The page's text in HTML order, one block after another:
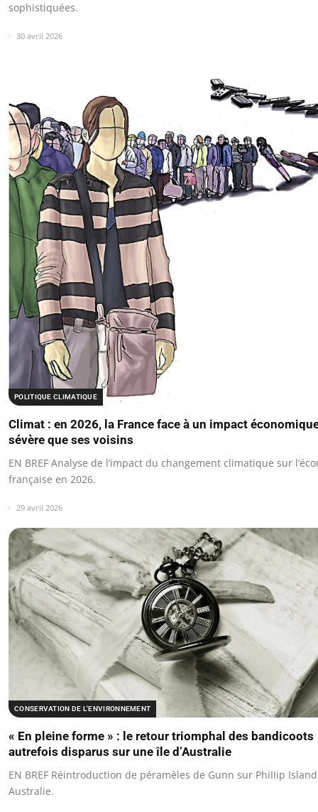
sophistiquées.
30 avril 2026
POLITIQUE CLIMATIQUE
Climat : en 2026, la France face à un impact
sévère que ses voisins
EN BREF Analyse de l’impact du changement climatique sur
française en 2026.
29 avril 2026
CONSERVATION DE L'ENVIRONNEMENT
« En pleine forme » : le retour triomphal des bandicoots
autrefois disparus sur une île d’Australie
EN BREF Réintroduction de péramèles de Gunn sur PhiIIip
Australie.